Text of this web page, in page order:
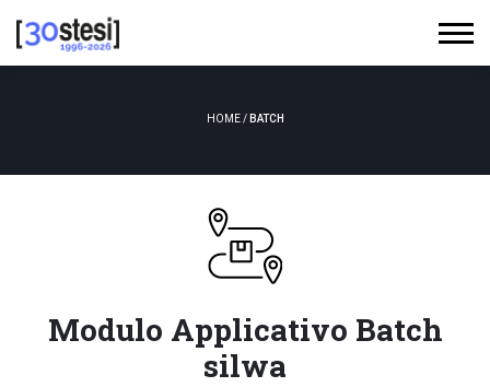
HOME/ BATCH
Modulo Applicativo Batch
silwa